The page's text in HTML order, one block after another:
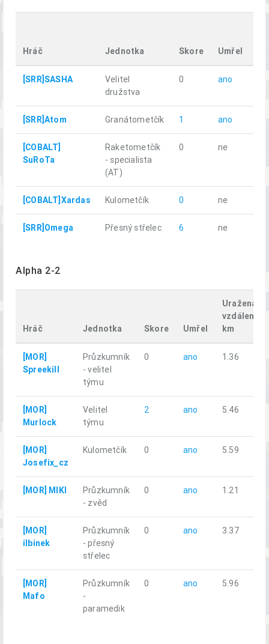
Hráč Jednotka Skore Umřel
[SRR]SASHA
Velitel
družstva
0 ano
[SRR]Atom Granátometčík 1 ano
[COBALT]
SuRoTa
Raketometčík
- specialista
(AT)
0 ne
[COBALT]Xardas Kulometčík 0 ne
[SRR]Omega Přesný střelec 6 ne
Alpha 2-2
Hráč Jednotka Skore Umřel
Uražená
km
[MOR]
Spreekill
Průzkumník
- velitel
týmu
0 ano 1.36
[MOR]
Murlock
Velitel
týmu
2 ano 5.46
[MOR]
Josefix_cz
Kulometčík 0 ano 5.59
[MOR] MIKI
Průzkumník
- zvěd
0 ano 1.21
[MOR]
ilbinek
Průzkumník
- přesný
střelec
0 ano 3.37
[MOR]
Mafo
Průzkumník
-
paramedik
0 ano 5.96